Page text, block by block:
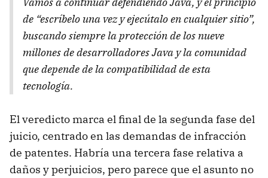
de “escríbelo una vez y ejecútalo en cualquier sitio”,
buscando siempre la protección de los nueve
millones de desarrolladores Java y la comunidad
que depende de la compatibilidad de esta
tecnología.
El veredicto marca el final de la segunda fase del
juicio, centrado en las demandas de infracción
de patentes. Habría una tercera fase relativa a
daños y perjuicios, pero parece que el asunto no